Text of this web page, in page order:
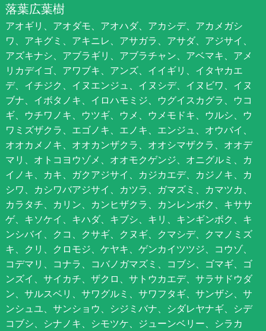
落葉広葉樹
アオギリ、アオダモ、アオハダ、アカシデ、アカメガシ
ワ、アキグミ、アキニレ、アサガラ、アサダ、アジサイ、
アズキナシ、アブラギリ、アブラチャン、アベマキ、アメ
リカデイゴ、アワブキ、アンズ、イイギリ、イタヤカエ
デ、イチジク、イヌエンジュ、イヌシデ、イヌビワ、イヌ
ブナ、イボタノキ、イロハモミジ、ウグイスカグラ、ウコ
ギ、ウチワノキ、ウツギ、ウメ、ウメモドキ、ウルシ、ウ
ワミズザクラ、エゴノキ、エノキ、エンジュ、オウバイ、
オオカメノキ、オオカンザクラ、オオシマザクラ、オオデ
マリ、オトコヨウゾメ、オオモクゲンジ、オニグルミ、カ
イノキ、カキ、ガクアジサイ、カジカエデ、カジノキ、カ
シワ、カシワバアジサイ、カツラ、ガマズミ、カマツカ、
カラタチ、カリン、カンヒザクラ、カンレンボク、キササ
ゲ、キソケイ、キハダ、キブシ、キリ、キンギンボク、キ
ンシバイ、クコ、クサギ、クヌギ、クマシデ、クマノミズ
キ、クリ、クロモジ、ケヤキ、ゲンカイツツジ、コウゾ、
コデマリ、コナラ、コバノガマズミ、コブシ、ゴマギ、ゴ
ンズイ、サイカチ、ザクロ、サトウカエデ、サラサドウダ
ン、サルスベリ、サワグルミ、サワフタギ、サンザシ、サ
ンシュユ、サンショウ、シジミバナ、シダレヤナギ、シデ
コブシ、シナノキ、シモツケ、ジューンベリー、シラカ